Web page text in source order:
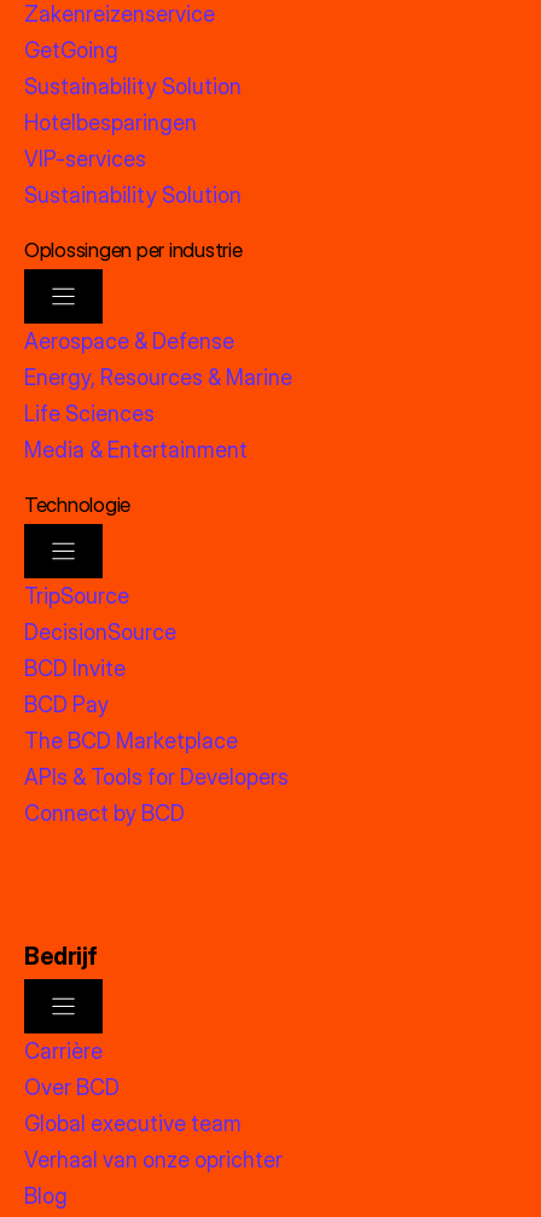
Zakenreizenservice
GetGoing
Sustainability Solution
Hotelbesparingen
VIP-services
Sustainability Solution
Oplossingen per industrie
Aerospace & Defense
Energy, Resources & Marine
Life Sciences
Media & Entertainment
Technologie
TripSource
DecisionSource
BCD Invite
BCD Pay
The BCD Marketplace
APIs & Tools for Developers
Connect by BCD
Bedrijf
Carrière
Over BCD
Global executive team
Verhaal van onze oprichter
Blog